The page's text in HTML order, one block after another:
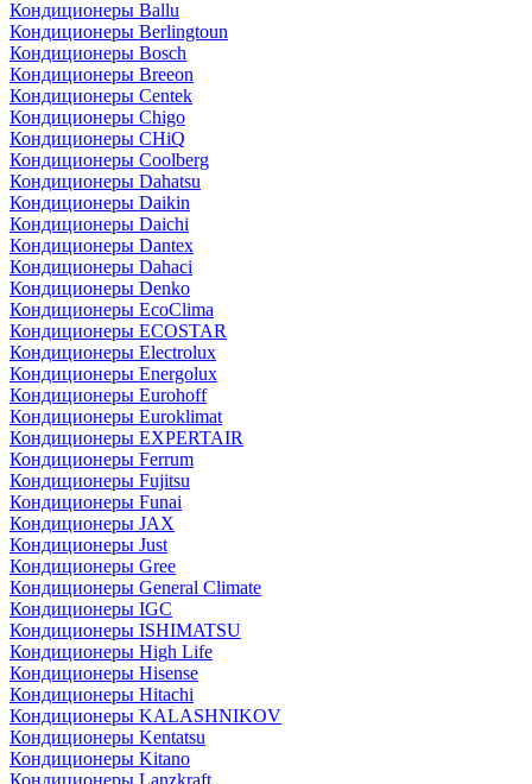
Кондиционеры Ballu
Кондиционеры Berlingtoun
Кондиционеры Bosch
Кондиционеры Breeon
Кондиционеры Centek
Кондиционеры Chigo
Кондиционеры CHiQ
Кондиционеры Coolberg
Кондиционеры Dahatsu
Кондиционеры Daikin
Кондиционеры Daichi
Кондиционеры Dantex
Кондиционеры Dahaci
Кондиционеры Denko
Кондиционеры EcoClima
Кондиционеры ECOSTAR
Кондиционеры Electrolux
Кондиционеры Energolux
Кондиционеры Eurohoff
Кондиционеры Euroklimat
Кондиционеры EXPERTAIR
Кондиционеры Ferrum
Кондиционеры Fujitsu
Кондиционеры Funai
Кондиционеры JAX
Кондиционеры Just
Кондиционеры Gree
Кондиционеры General Climate
Кондиционеры IGC
Кондиционеры ISHIMATSU
Кондиционеры High Life
Кондиционеры Hisense
Кондиционеры Hitachi
Кондиционеры KALASHNIKOV
Кондиционеры Kentatsu
Кондиционеры Kitano
Кондиционеры Lanzkraft